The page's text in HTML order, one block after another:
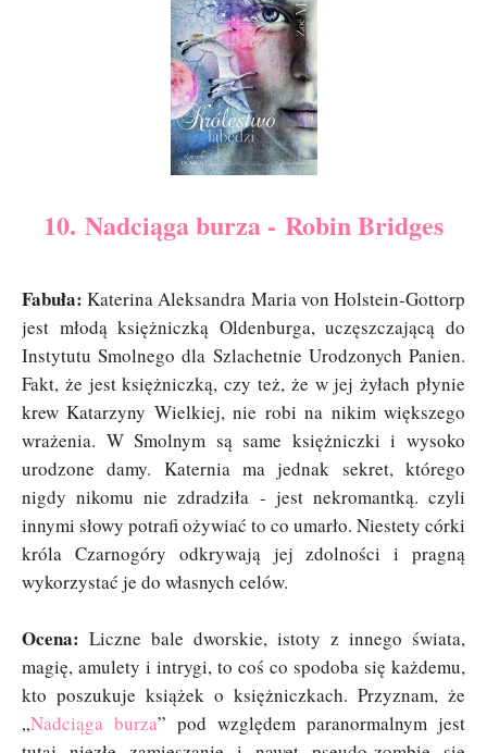
10. Nadciąga burza - Robin Bridges
Fabuła: Katerina Aleksandra Maria von Holstein-Gottorp
jest młodą księżniczką Oldenburga, uczęszczającą do
Instytutu Smolnego dla Szlachetnie Urodzonych Panien.
Fakt, że jest księżniczką, czy też, że w jej żyłach płynie
krew Katarzyny Wielkiej, nie robi na nikim większego
wrażenia. W Smolnym są same księżniczki i wysoko
urodzone damy. Katernia ma jednak sekret, którego
nigdy nikomu nie zdradziła - jest nekromantką. czyli
innymi słowy potrafi ożywiać to co umarło. Niestety córki
króla Czarnogóry odkrywają jej zdolności i pragną
wykorzystać je do własnych celów.
Ocena: Liczne bale dworskie, istoty z innego świata,
magię, amulety i intrygi, to coś co spodoba się każdemu,
kto poszukuje książek o księżniczkach. Przyznam, że
„Nadciąga burza” pod względem paranormalnym jest